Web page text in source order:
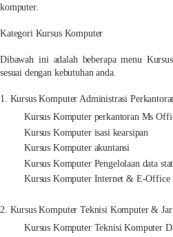
komputer.
Kategori Kursus Komputer
Dibawah ini adalah beberapa menu
sesuai dengan kebutuhan anda.
1. Kursus Komputer Administrasi
Kursus Komputer perkantoran Ms
Kursus Komputer isasi kearsipan
Kursus Komputer akuntansi
Kursus Komputer Pengelolaan data
Kursus Komputer Internet & E-Office
2. Kursus Komputer Teknisi Komputer &
Kursus Komputer Teknisi Komputer